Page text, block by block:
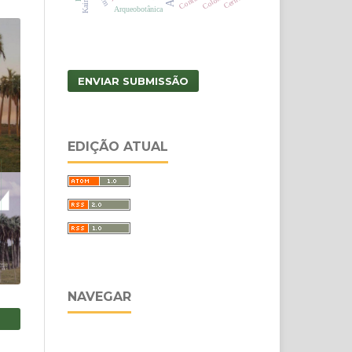
Arqueobotânica
ENVIAR SUBMISSÃO
EDIÇÃO ATUAL
NAVEGAR